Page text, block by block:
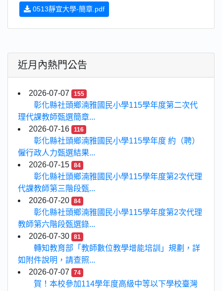
0513靜宜大學-簡章.pdf
近月內熱門公告
2026-07-07 155
彰化縣社頭鄉湳雅國民小學115學年度第二次代
理代課教師甄選簡章...
2026-07-16
116
彰化縣社頭鄉湳雅國民小學115學年度 約（聘）
僱行政人力甄選結果...
2026-07-15
84
彰化縣社頭鄉湳雅國民小學115學年度第2次代理
代課教師第三階段甄...
2026-07-20
84
彰化縣社頭鄉湳雅國民小學115學年度第2次代理
教師第六階段甄選錄...
2026-07-30
81
轉知教育部「教師數位教學增能培訓」規劃，詳
如附件說明，請查照...
2026-07-07
74
賀！本校參加114學年度高級中等以下學校臺灣